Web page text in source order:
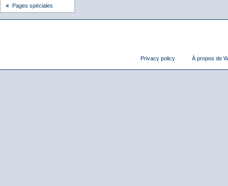
Pages spéciales
Privacy policy À propos de